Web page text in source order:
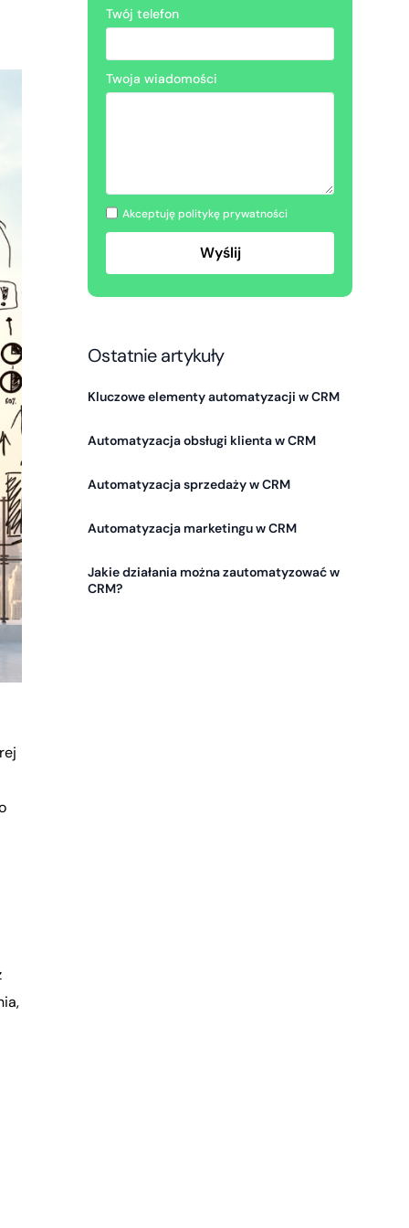
Twój telefon
Twoja wiadomości
Akceptuję politykę prywatności
Ostatnie artykuły
Kluczowe elementy automatyzacji w CRM
Automatyzacja obsługi klienta w CRM
Automatyzacja sprzedaży w CRM
Automatyzacja marketingu w CRM
Jakie działania można zautomatyzować w
CRM?